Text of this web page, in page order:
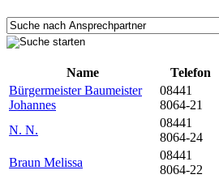
Name
Telefon
Bürgermeister Baumeister
Johannes
08441
8064-21
N. N.
08441
8064-24
Braun Melissa
08441
8064-22